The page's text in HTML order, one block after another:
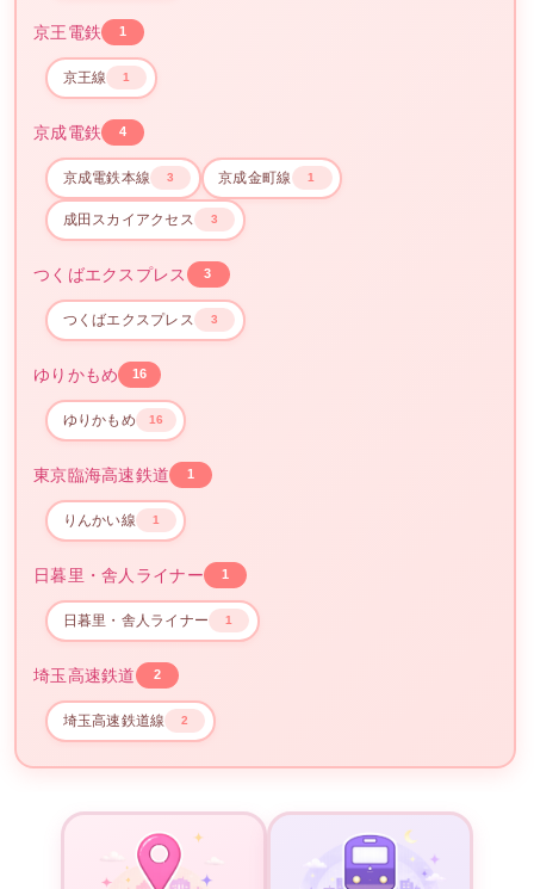
京王電鉄 1
京王線 1
京成電鉄 4
京成電鉄本線 3 京成金町線 1
成田スカイアクセス 3
つくばエクスプレス 3
つくばエクスプレス 3
ゆりかもめ 16
ゆりかもめ 16
東京臨海高速鉄道 1
りんかい線 1
日暮里・舎人ライナー 1
日暮里・舎人ライナー 1
埼玉高速鉄道 2
埼玉高速鉄道線 2